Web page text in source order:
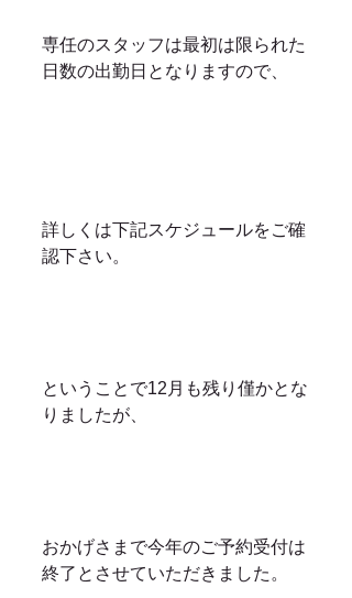
専任のスタッフは最初は限られた
日数の出勤日となりますので、
詳しくは下記スケジュールをご確
認下さい。
ということで12月も残り僅かとな
りましたが、
おかげさまで今年のご予約受付は
終了とさせていただきました。